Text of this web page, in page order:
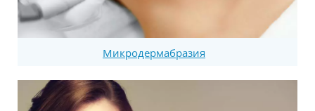
Микродермабразия